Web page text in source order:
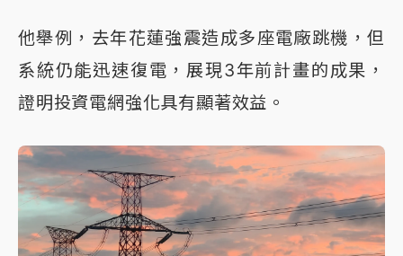
他舉例，去年花蓮強震造成多座電廠跳機，但
系統仍能迅速復電，展現3年前計畫的成果，
證明投資電網強化具有顯著效益。